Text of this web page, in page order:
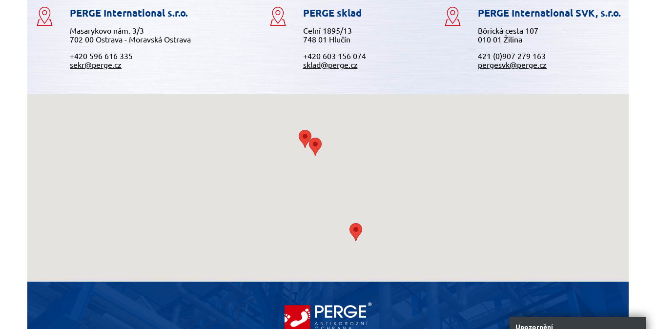
PERGE International s.r.o.
Masarykovo nám. 3/3
702 00 Ostrava - Moravská Ostrava
+420 596 616 335
sekr@perge.cz
PERGE sklad
Celní 1895/13
748 01 Hlučín
+420 603 156 074
sklad@perge.cz
PERGE International SVK, s.r.o.
Bôrická cesta 107
010 01 Žilina
421 (0)907 279 163
pergesvk@perge.cz
Upozornění